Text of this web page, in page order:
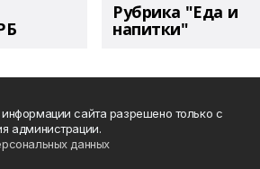
Рубрика "Еда и
напитки"
сайта разрешено только с
администрации.
данных